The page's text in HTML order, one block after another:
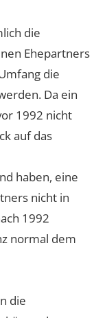
die
Ehepartners
die
Da ein
1992 nicht
auf das
haben, eine
nicht in
1992
normal dem
die